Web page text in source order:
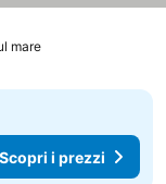
mare
Scopri i prezzi